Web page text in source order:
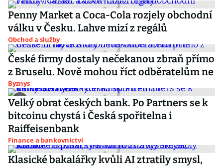
Penny Market a Coca-Cola rozjely obchodní
válku v Česku. Lahve mizí z regálů
Obchod a služby
České firmy dostaly nečekanou zbraň přímo
z Bruselu. Nově mohou říct odběratelům ne
Byznys
Velký obrat českých bank. Po Partners se k
bitcoinu chystá i Česká spořitelna i
Raiffeisenbank
Finance a bankovnictví
Klasické bakalářky kvůli AI ztratily smysl,